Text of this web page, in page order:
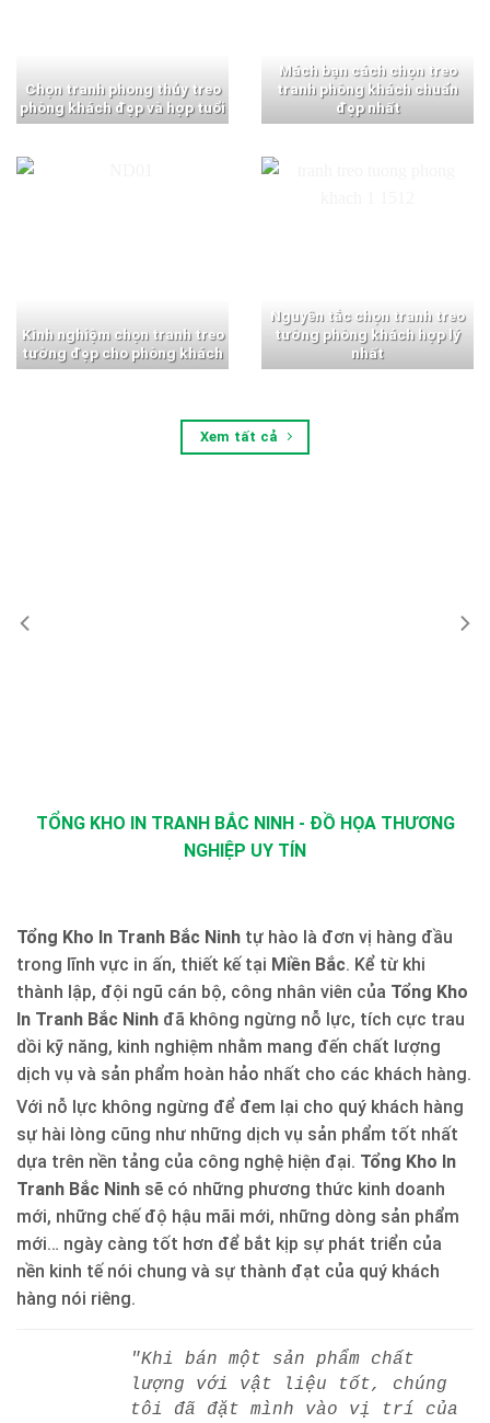
Chọn tranh phong thủy treo
phòng khách đẹp và hợp tuổi
Mách bạn cách chọn treo
tranh phòng khách chuẩn
đẹp nhất
Kinh nghiệm chọn tranh treo
tường đẹp cho phòng khách
Nguyên tắc chọn tranh treo
tường phòng khách hợp lý
nhất
Xem tất cả
TỔNG KHO IN TRANH BẮC NINH - ĐỒ HỌA THƯƠNG
NGHIỆP UY TÍN
Tổng Kho In Tranh Bắc Ninh tự hào là đơn vị hàng đầu
trong lĩnh vực in ấn, thiết kế tại Miền Bắc. Kể từ khi
thành lập, đội ngũ cán bộ, công nhân viên của Tổng Kho
In Tranh Bắc Ninh đã không ngừng nỗ lực, tích cực trau
dồi kỹ năng, kinh nghiệm nhằm mang đến chất lượng
dịch vụ và sản phẩm hoàn hảo nhất cho các khách hàng.
Với nỗ lực không ngừng để đem lại cho quý khách hàng
sự hài lòng cũng như những dịch vụ sản phẩm tốt nhất
dựa trên nền tảng của công nghệ hiện đại. Tổng Kho In
Tranh Bắc Ninh sẽ có những phương thức kinh doanh
mới, những chế độ hậu mãi mới, những dòng sản phẩm
mới… ngày càng tốt hơn để bắt kịp sự phát triển của
nền kinh tế nói chung và sự thành đạt của quý khách
hàng nói riêng.
"Khi bán một sản phẩm chất
lượng với vật liệu tốt, chúng
tôi đã đặt mình vào vị trí của